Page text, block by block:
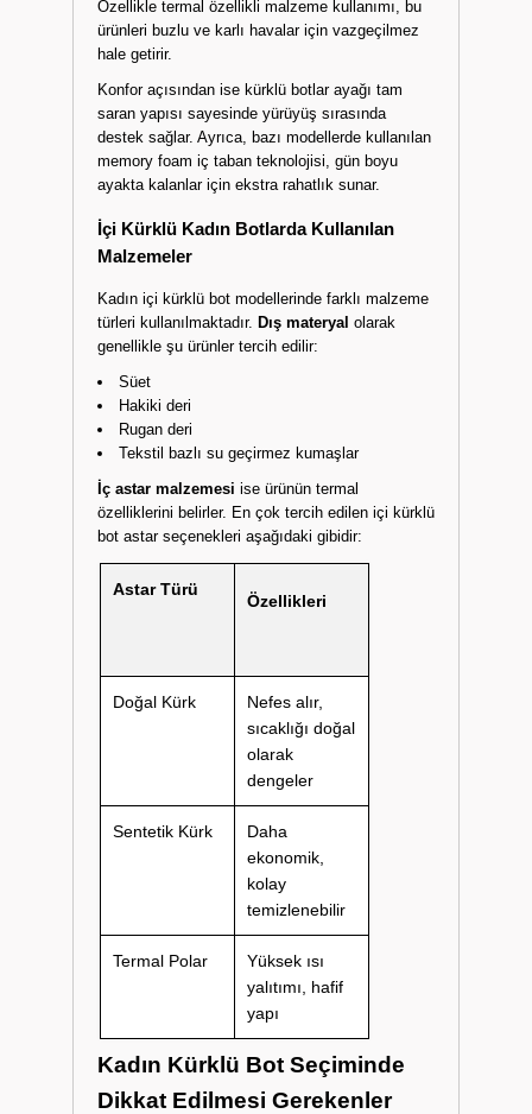
Özellikle termal özellikli malzeme kullanımı, bu
ürünleri buzlu ve karlı havalar için vazgeçilmez
hale getirir.
Konfor açısından ise kürklü botlar ayağı tam
saran yapısı sayesinde yürüyüş sırasında
destek sağlar. Ayrıca, bazı modellerde kullanılan
memory foam iç taban teknolojisi, gün boyu
ayakta kalanlar için ekstra rahatlık sunar.
İçi Kürklü Kadın Botlarda Kullanılan
Malzemeler
Kadın içi kürklü bot modellerinde farklı malzeme
türleri kullanılmaktadır. Dış materyal olarak
genellikle şu ürünler tercih edilir:
Süet
Hakiki deri
Rugan deri
Tekstil bazlı su geçirmez kumaşlar
İç astar malzemesi ise ürünün termal
özelliklerini belirler. En çok tercih edilen içi kürklü
bot astar seçenekleri aşağıdaki gibidir:
Astar Türü
Özellikleri
Doğal Kürk
Nefes alır,
sıcaklığı doğal
olarak
dengeler
Sentetik Kürk
Daha
ekonomik,
kolay
temizlenebilir
Termal Polar
Yüksek ısı
yalıtımı, hafif
yapı
Kadın Kürklü Bot Seçiminde
Dikkat Edilmesi Gerekenler